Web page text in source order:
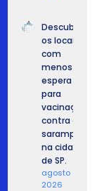
Descubra
os locais
com
menos
espera
para
vacinação
contra o
sarampo
na cidade
de SP.
agosto 8,
2026